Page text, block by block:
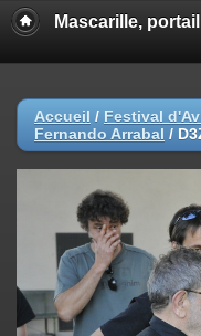
Mascarille,
Accueil / Festival
Fernando Arrabal /